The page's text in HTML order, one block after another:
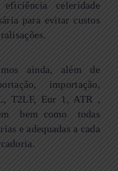
celeridade
para evitar custos
ainda, além de
importação,
T2LF, Eur 1, ATR ,
bem como todas
e adequadas a cada